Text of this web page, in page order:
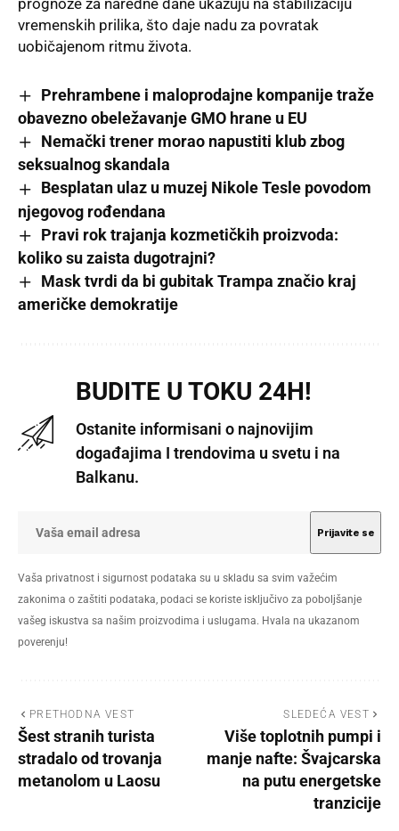
vremenskih prilika, što daje nadu za povratak
uobičajenom ritmu života.
Prehrambene i maloprodajne kompanije traže
obavezno obeležavanje GMO hrane u EU
Nemački trener morao napustiti klub zbog
seksualnog skandala
Besplatan ulaz u muzej Nikole Tesle povodom
njegovog rođendana
Pravi rok trajanja kozmetičkih proizvoda:
koliko su zaista dugotrajni?
Mask tvrdi da bi gubitak Trampa značio kraj
američke demokratije
BUDITE U TOKU 24H!
Ostanite informisani o najnovijim
događajima I trendovima u svetu i na
Balkanu.
Vaša privatnost i sigurnost podataka su u skladu sa svim važećim
zakonima o zaštiti podataka, podaci se koriste isključivo za poboljšanje
vašeg iskustva sa našim proizvodima i uslugama. Hvala na ukazanom
poverenju!
PRETHODNA VEST
Šest stranih turista
stradalo od trovanja
metanolom u Laosu
SLEDEĆA VEST
Više toplotnih pumpi i
manje nafte: Švajcarska
na putu energetske
tranzicije